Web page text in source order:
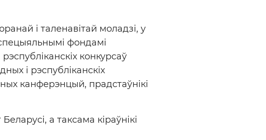
і таленавітай моладзі, у
фондамі
конкурсаў
і рэспубліканскіх
канферэнцый, прадстаўнікі
а таксама кіраўнікі